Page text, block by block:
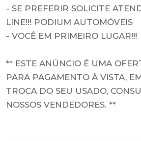
- SE PREFERIR SOLICITE
LINE!!! PODIUM AUTOMÓVEIS
- VOCÊ EM PRIMEIRO LUGAR!!!
** ESTE ANÚNCIO É UMA
PARA PAGAMENTO À VISTA,
TROCA DO SEU USADO,
NOSSOS VENDEDORES. **